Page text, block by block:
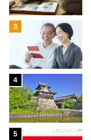
3
4
5